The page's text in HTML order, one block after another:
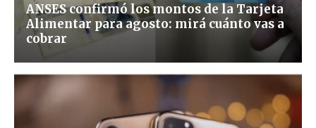
ANSES confirmó los montos de la Tarjeta
Alimentar para agosto: mirá cuánto vas a
cobrar